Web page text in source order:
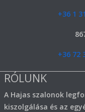
+36 1
+36 72
RÓLUNK
A Hajas szalonok
kiszolgálása és az